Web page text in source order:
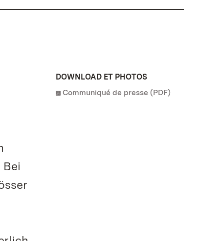
DOWNLOAD ET PHOTOS
Communiqué de presse (PDF)